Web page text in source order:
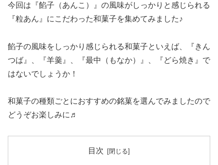
今回は『餡子（あんこ）』の風味がしっかりと感じられる
『粒あん』にこだわった和菓子を集めてみました♪
餡子の風味をしっかり感じられる和菓子といえば、『きん
つば』、『羊羹』、『最中（もなか）』、『どら焼き』で
はないでしょうか！
和菓子の種類ごとにおすすめの銘菓を選んでみましたので
どうぞお楽しみに♬
目次